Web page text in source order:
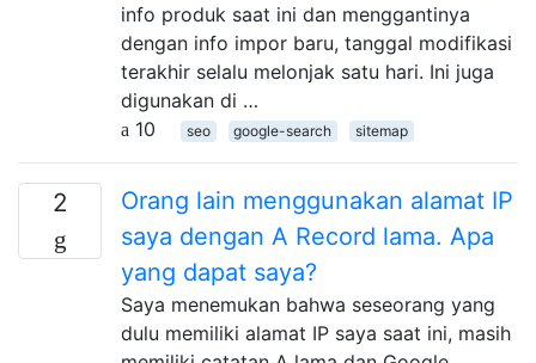
info produk saat ini dan menggantinya
dengan info impor baru, tanggal modifikasi
terakhir selalu melonjak satu hari. Ini juga
digunakan di …
10
seo google-search sitemap
2
Orang lain menggunakan alamat IP
saya dengan A Record lama. Apa
yang dapat saya?
Saya menemukan bahwa seseorang yang
dulu memiliki alamat IP saya saat ini, masih